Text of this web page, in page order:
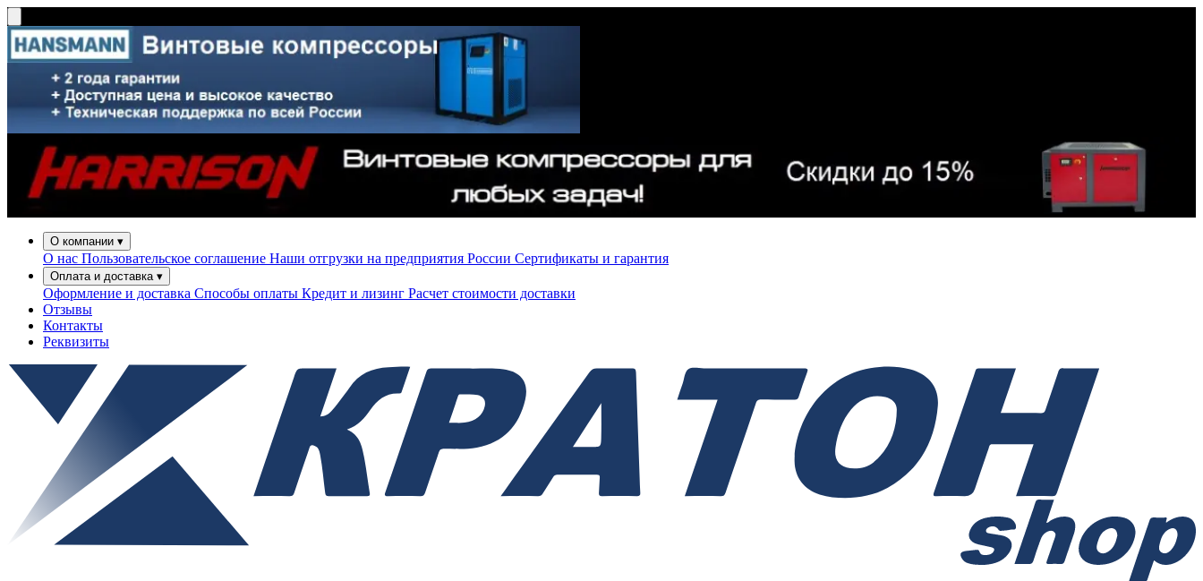
О компании ▾
О нас Пользовательское соглашение Наши отгрузки на предприятия России Сертификаты и гарантия
Оплата и доставка ▾
Оформление и доставка Способы оплаты Кредит и лизинг Расчет стоимости доставки
Отзывы
Контакты
Реквизиты